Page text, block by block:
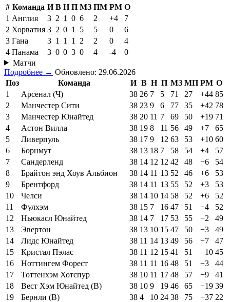
# Команда И В Н П МЗ ПМ РМ О
1 Англия 3 2 1 0 6 2 +4
7
2 Хорватия 3 2 0 1 5 5 0
6
3 Гана 3 1 1 1 2 2 0
4
4 Панама 3 0 0 3 0 4 -4
0
Матчи
Подробнее → Обновлено: 29.06.2026
Поз
Команда И В Н П МЗ МП РМ О
1
Арсенал (Ч) 38 26 7 5 71 27 +44 85
2
Манчестер Сити 38 23 9 6 77 35 +42 78
3
Манчестер Юнайтед 38 20 11 7 69 50 +19 71
4
Астон Вилла 38 19 8 11 56 49 +7
65
5
Ливерпуль 38 17 9 12 63 53 +10 60
6
Борнмут 38 13 18 7 58 54 +4
57
7
Сандерленд 38 14 12 12 42 48 −6
54
8
Брайтон энд Хоув Альбион 38 14 11 13 52 46 +6
53
9
Брентфорд 38 14 11 13 55 52 +3
53
10
Челси 38 14 10 14 58 52 +6
52
11
Фулхэм 38 15 7 16 47 51 −4
52
12
Ньюкасл Юнайтед 38 14 7 17 53 55 −2
49
13
Эвертон 38 13 10 15 47 50 −3
49
14
Лидс Юнайтед 38 11 14 13 49 56 −7
47
15
Кристал Пэлас 38 11 12 15 41 51 −10 45
16
Ноттингем Форест 38 11 11 16 48 51 −3
44
17
Тоттенхэм Хотспур 38 10 11 17 48 57 −9
41
18
Вест Хэм Юнайтед (В) 38 10 9 19 46 65 −19 39
19
Бернли (В) 38 4 10 24 38 75 −37 22